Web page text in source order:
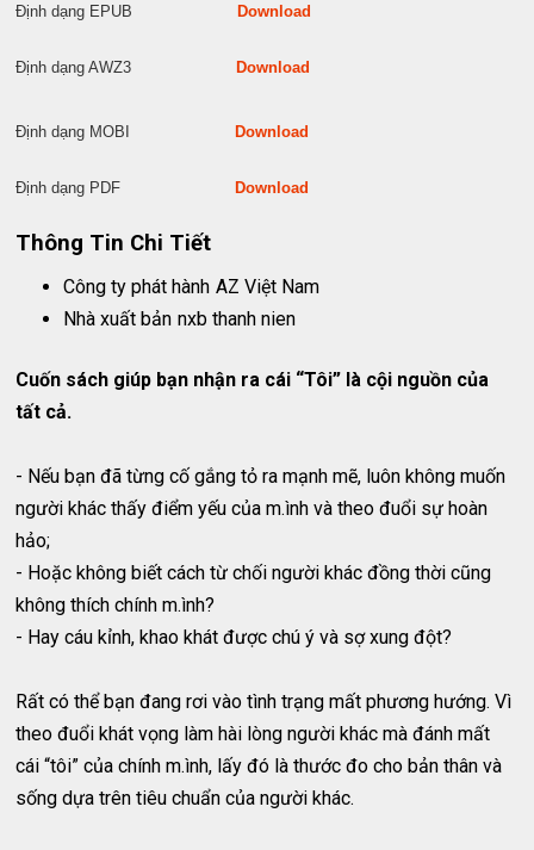
Định dạng EPUBDownload
Định dạng AWZ3Download
Định dạng MOBIDownload
Định dạng PDFDownload
Thông Tin Chi Tiết
Công ty phát hành AZ Việt Nam
Nhà xuất bản nxb thanh nien
Cuốn sách giúp bạn nhận ra cái “Tôi” là cội nguồn của
tất cả.
- Nếu bạn đã từng cố gắng tỏ ra mạnh mẽ, luôn không muốn
người khác thấy điểm yếu của m.ình và theo đuổi sự hoàn
hảo;
- Hoặc không biết cách từ chối người khác đồng thời cũng
không thích chính m.ình?
- Hay cáu kỉnh, khao khát được chú ý và sợ xung đột?
Rất có thể bạn đang rơi vào tình trạng mất phương hướng. Vì
theo đuổi khát vọng làm hài lòng người khác mà đánh mất
cái “tôi” của chính m.ình, lấy đó là thước đo cho bản thân và
sống dựa trên tiêu chuẩn của người khác.